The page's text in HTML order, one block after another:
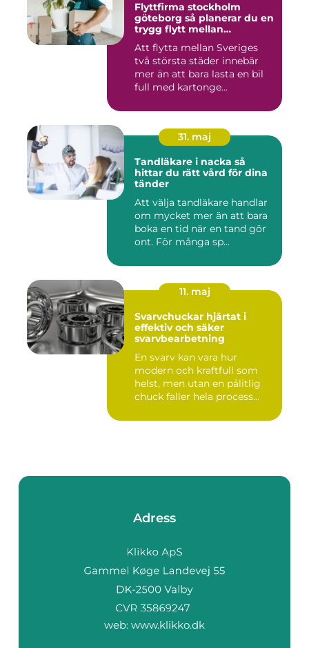
Flyttfirma stockholm
göteborg så planerar du en
trygg flytt mellan
Att flytta mellan Sveriges
två största städer innebär
mer än att bara lasta en bil
full med kartonge...
31. maj
Tandläkare i nacka så
hittar du rätt vård för dina
tänder
Att välja tandläkare handlar
om mycket mer än att bara
boka en tid när en tand gör
ont. För många sp...
11. maj
Svarvchuckar hjärtat i
effektiv och säker
svarvbearbetning
En svarv kan vara hur
modern och kraftfull som
helst, men utan en pålitlig
chuck faller hela process...
Adress
web: www.klikko.dk